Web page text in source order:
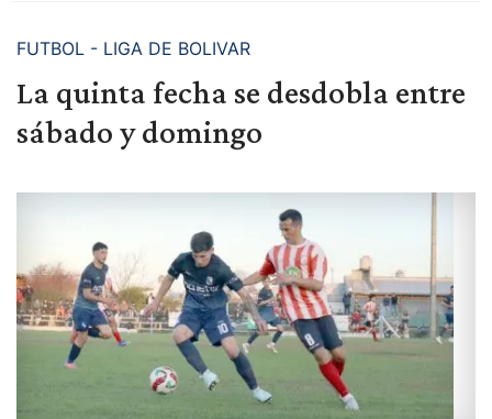
FUTBOL - LIGA DE BOLIVAR
La quinta fecha se desdobla entre
sábado y domingo